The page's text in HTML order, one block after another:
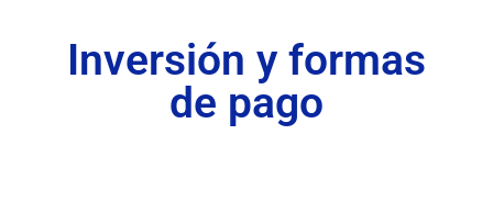
Inversión y formas
de pago